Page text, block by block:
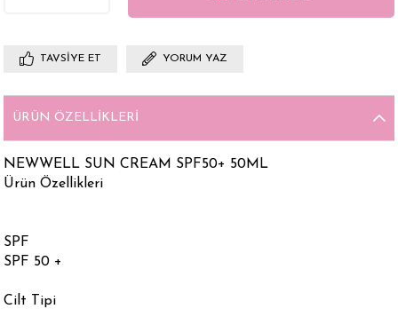
TAVSIYE ET YORUM YAZ
ÜRÜN ÖZELLIKLERI
NEWWELL SUN CREAM SPF50+ 50ML
Ürün Özellikleri
SPF
SPF 50 +
Cilt Tipi